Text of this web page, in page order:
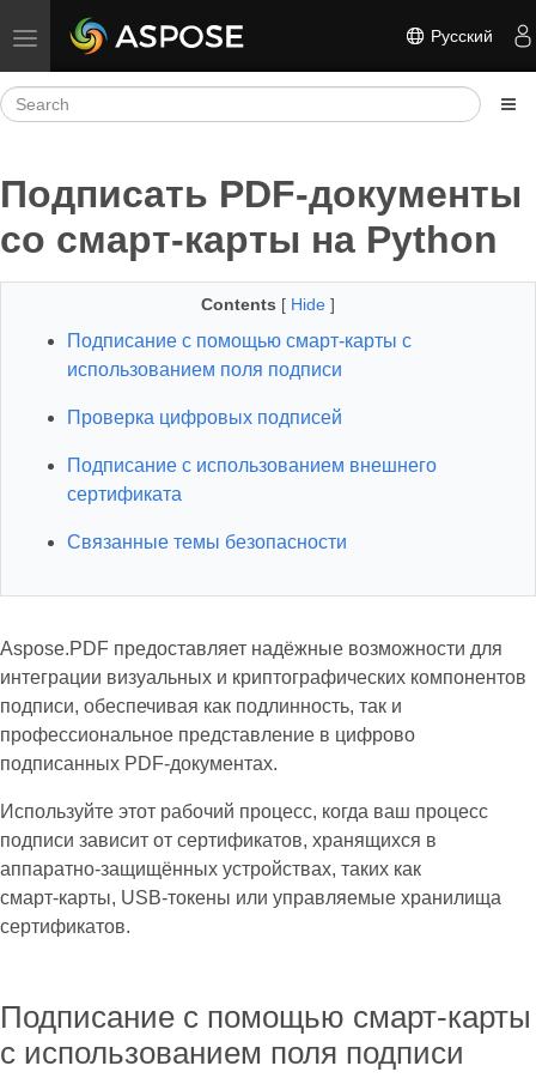
Toggle navigation Русский
Подписать PDF‑документы
со смарт‑карты на Python
Contents [ Hide ]
Подписание с помощью смарт‑карты с
использованием поля подписи
Проверка цифровых подписей
Подписание с использованием внешнего
сертификата
Связанные темы безопасности
Aspose.PDF предоставляет надёжные возможности для
интеграции визуальных и криптографических компонентов
подписи, обеспечивая как подлинность, так и
профессиональное представление в цифрово
подписанных PDF‑документах.
Используйте этот рабочий процесс, когда ваш процесс
подписи зависит от сертификатов, хранящихся в
аппаратно‑защищённых устройствах, таких как
смарт‑карты, USB‑токены или управляемые хранилища
сертификатов.
Подписание с помощью смарт‑карты
с использованием поля подписи